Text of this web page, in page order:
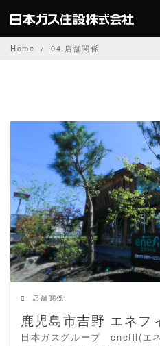
to
content
Home 04.店舗関係
READ
店舗関係
鹿児島市吉野 エネフ
日本ガスグループ enefil(エ